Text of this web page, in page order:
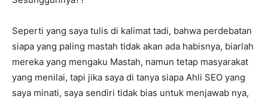
Seperti yang saya tulis di kalimat tadi, bahwa perdebatan
siapa yang paling mastah tidak akan ada habisnya, biarlah
mereka yang mengaku Mastah, namun tetap masyarakat
yang menilai, tapi jika saya di tanya siapa Ahli SEO yang
saya minati, saya sendiri tidak bias untuk menjawab nya,